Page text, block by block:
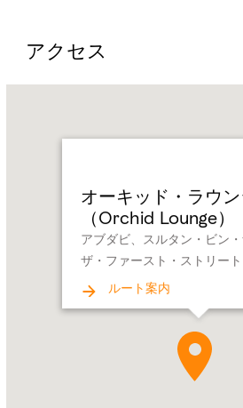
アクセス
（Orchid
オーキッド・ラウ
（Orchid Lounge）
アブダビ、スルタン・ビン・
ザ・ファースト・ストリート
ルート案内